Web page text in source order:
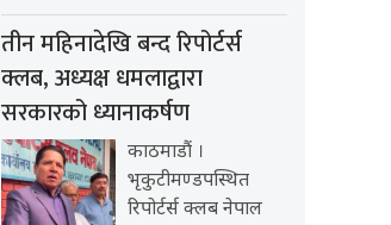
तीन महिनादेखि बन्द रिपोर्टर्स
क्लब, अध्यक्ष धमलाद्वारा
सरकारको ध्यानाकर्षण
काठमाडौं ।
भृकुटीमण्डपस्थित
रिपोर्टर्स क्लब नेपाल